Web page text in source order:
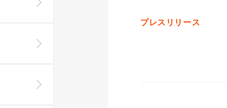
プレスリリース